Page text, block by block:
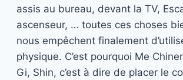
assis au bureau, devant la TV,
ascenseur, … toutes ces choses
nous empêchent finalement
physique. C’est pourquoi Me
Gi, Shin, c’est à dire de placer le